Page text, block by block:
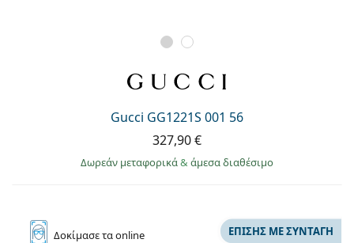
Gucci GG1221S 001 56
327,90 €
Δωρεάν μεταφορικά& άμεσα διαθέσιμο
Δοκίμασετα online ΕΠΊΣΗΣ ΜΕ ΣΥΝΤΑΓΉ